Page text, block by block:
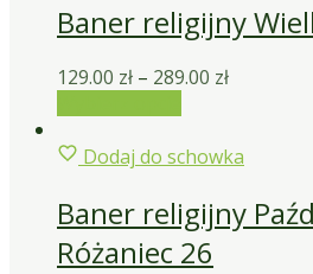
Baner religijny
129.00 zł – 289.00 zł
Dodaj do schowka
Baner religijny
Różaniec 26